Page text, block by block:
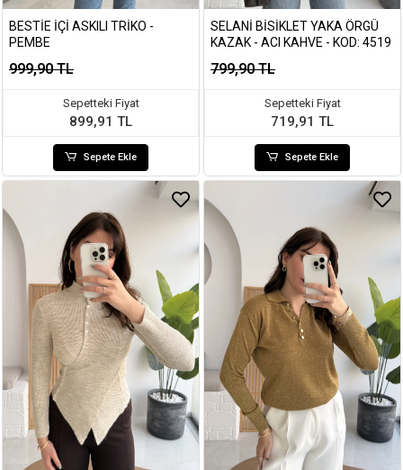
BESTIE İÇI ASKILI TRIKO -
PEMBE
999,90 TL
Sepetteki Fiyat
899,91 TL
Sepete Ekle
SELANI BISIKLET YAKA ÖRGÜ
KAZAK - ACI KAHVE - KOD: 4519
799,90 TL
Sepetteki Fiyat
719,91 TL
Sepete Ekle